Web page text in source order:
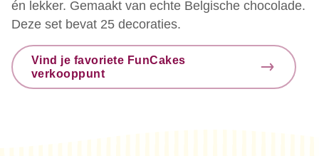
én lekker. Gemaakt van echte Belgische chocolade.
Deze set bevat 25 decoraties.
Vind je favoriete FunCakes
verkooppunt